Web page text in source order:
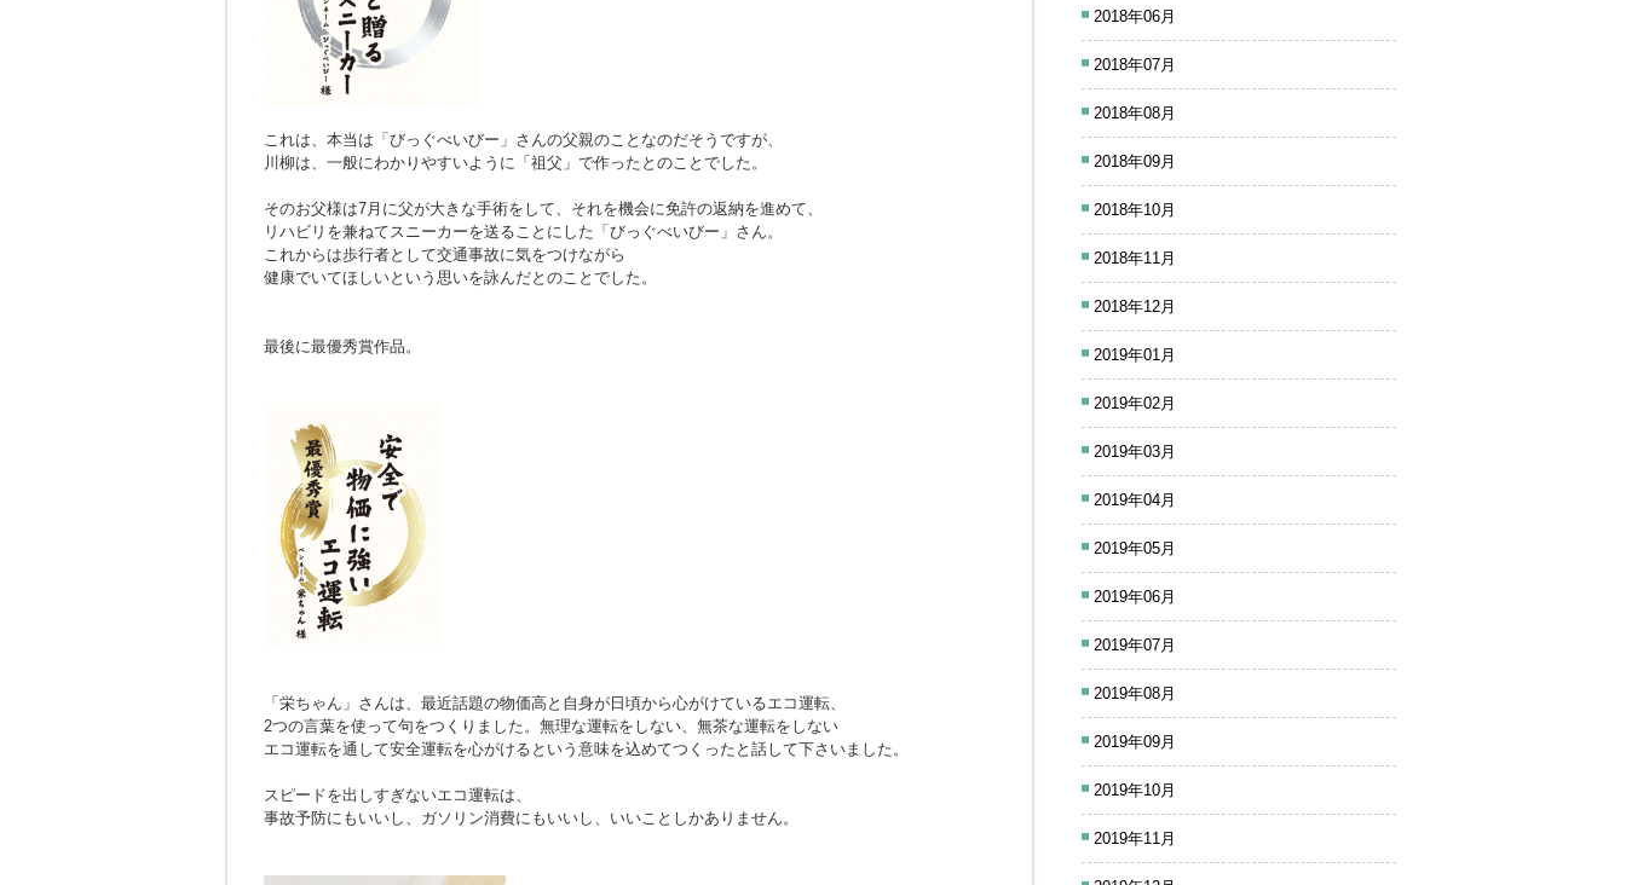
これは、本当は「びっぐべいびー」さんの父親のことなのだそうですが、
川柳は、一般にわかりやすいように「祖父」で作ったとのことでした。
そのお父様は7月に父が大きな手術をして、それを機会に免許の返納を進めて、
リハビリを兼ねてスニーカーを送ることにした「びっぐべいびー」さん。
これからは歩行者として交通事故に気をつけながら
健康でいてほしいという思いを詠んだとのことでした。
最後に最優秀賞作品。
「栄ちゃん」さんは、最近話題の物価高と自身が日頃から心がけているエコ運転、
2つの言葉を使って句をつくりました。無理な運転をしない、無茶な運転をしない
エコ運転を通して安全運転を心がけるという意味を込めてつくったと話して下さいました。
スピードを出しすぎないエコ運転は、
事故予防にもいいし、ガソリン消費にもいいし、いいことしかありません。
2018年06月
2018年07月
2018年08月
2018年09月
2018年10月
2018年11月
2018年12月
2019年01月
2019年02月
2019年03月
2019年04月
2019年05月
2019年06月
2019年07月
2019年08月
2019年09月
2019年10月
2019年11月